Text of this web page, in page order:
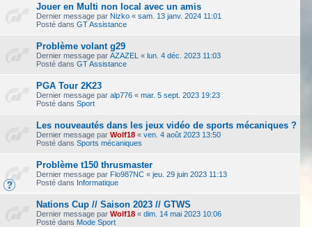
Jouer en Multi non local avec un amis
Dernier message par Nizko « sam. 13 janv. 2024 11:01
Posté dans GT Assistance
Problème volant g29
Dernier message par AZAZEL « lun. 4 déc. 2023 11:03
Posté dans GT Assistance
PGA Tour 2K23
Dernier message par alp776 « mar. 5 sept. 2023 19:23
Posté dans Sport
Les nouveautés dans les jeux vidéo de sports mécaniques ?
Dernier message par Wolf18 « ven. 4 août 2023 13:50
Posté dans Sports mécaniques
Problème t150 thrusmaster
Dernier message par Flo987NC « jeu. 29 juin 2023 11:13
Posté dans Informatique
Nations Cup // Saison 2023 // GTWS
Dernier message par Wolf18 « dim. 14 mai 2023 10:06
Posté dans Mode Sport